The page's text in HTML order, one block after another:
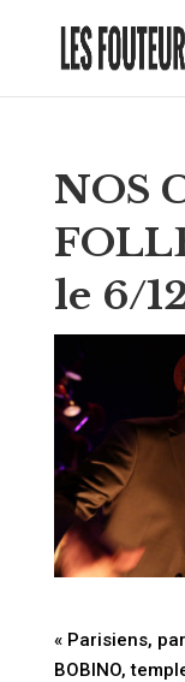
NOS
le 6/
« Parisiens,
BOBINO,